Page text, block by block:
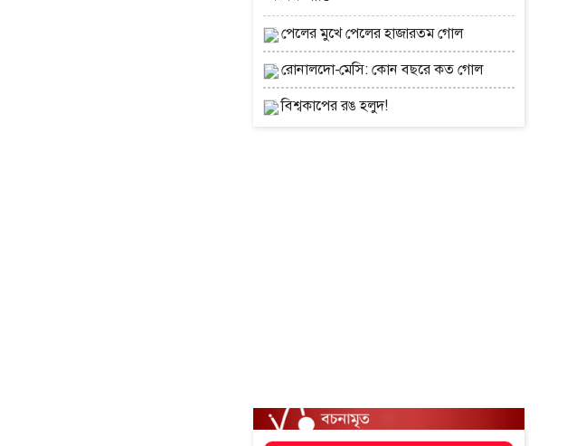
পেলের মুখে পেলের হাজারতম গোল
রোনালদো-মেসি: কোন বছরে কত গোল
বিশ্বকাপের রঙ হলুদ!